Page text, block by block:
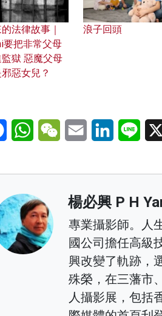
法律故事｜
要把非常父母
獄 惡魔父母
惡女兒？
浪子回頭
FacebookWhatsAppWeChatEmail LinkedInLine
楊必興 P H
專業攝影師。人
國公司擔任高級
興改變了軌跡，
殊榮，在三藩市
人攝影展，包括